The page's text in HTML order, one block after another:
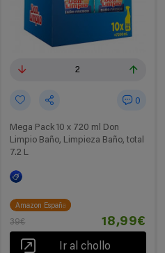
2
0
Mega Pack 10 x 720 ml Don
Limpio Baño, Limpieza Baño, total
7.2 L
Amazon España
39€ 18,99€
Ir al chollo